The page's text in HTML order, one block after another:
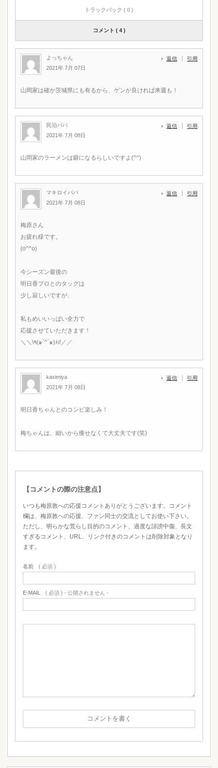
トラックバック ( 0 )
コメント ( 4 )
よっちゃん
2021年 7月 07日
返信 引用
山岡家は確か茨城県にも有るから、ゲンが良ければ来週も！
民泊パパ
2021年 7月 08日
返信 引用
山岡家のラーメンは癖になるらしいですよ(^^)
マキロイパパ
2021年 7月 08日
返信 引用
梅原さん
お疲れ様です。
(o^^o)
今シーズン最後の
明日香プロとのタッグは
少し寂しいですが、
私もめいいっぱい全力で
応援させていただきます！
＼＼\٩(๑`^´๑)۶//／／
kasimiya
2021年 7月 08日
返信 引用
明日香ちゃんとのコンビ楽しみ！
梅ちゃんは、細いから痩せなくて大丈夫です(笑)
【コメントの際の注意点】
いつも梅原敦への応援コメントありがとうございます。コメント
欄は、梅原敦への応援、ファン同士の交流としてお使い下さい。
ただし、明らかな荒らし目的のコメント、過度な誹謗中傷、長文
すぎるコメント、URL、リンク付きのコメントは削除対象となり
ます。
名前 ( 必須 )
E-MAIL ( 必須 ) - 公開されません -